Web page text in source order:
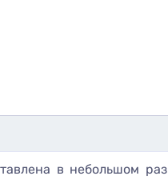
в небольшом